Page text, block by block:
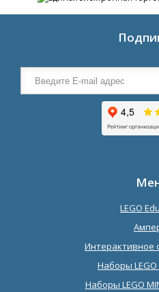
LEGO
Интерактивное
Наборы LEGO
Наборы LEGO